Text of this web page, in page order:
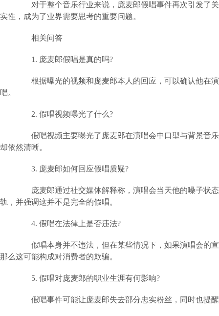
对于整个音乐行业来说，庞麦郎假唱事件再次引发了关
实性，成为了业界需要思考的重要问题。
相关问答
1. 庞麦郎假唱是真的吗?
根据曝光的视频和庞麦郎本人的回应，可以确认他在演
唱。
2. 假唱视频曝光了什么?
假唱视频主要曝光了庞麦郎在演唱会中口型与背景音乐
却依然清晰。
3. 庞麦郎如何回应假唱质疑?
庞麦郎通过社交媒体解释称，演唱会当天他的嗓子状态
轨，并强调这并不是完全的假唱。
4. 假唱在法律上是否违法?
假唱本身并不违法，但在某些情况下，如果演唱会的宣
那么这可能构成对消费者的欺骗。
5. 假唱对庞麦郎的职业生涯有何影响?
假唱事件可能让庞麦郎失去部分忠实粉丝，同时也提